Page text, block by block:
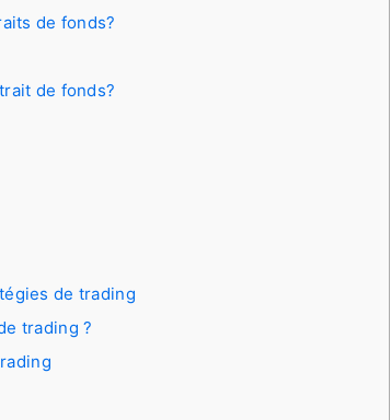
de fonds?
de fonds?
de trading
trading ?